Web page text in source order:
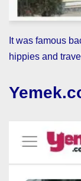
It was famous
hippies and